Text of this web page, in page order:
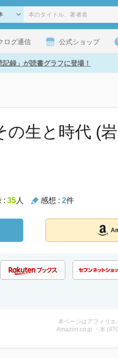
ログ通信 公式ショップ
録」が読書グラフに登場！
生と時代 (
: 35人 感想 : 2件
本ページはアフィリ
Amazon.co.jp ・本